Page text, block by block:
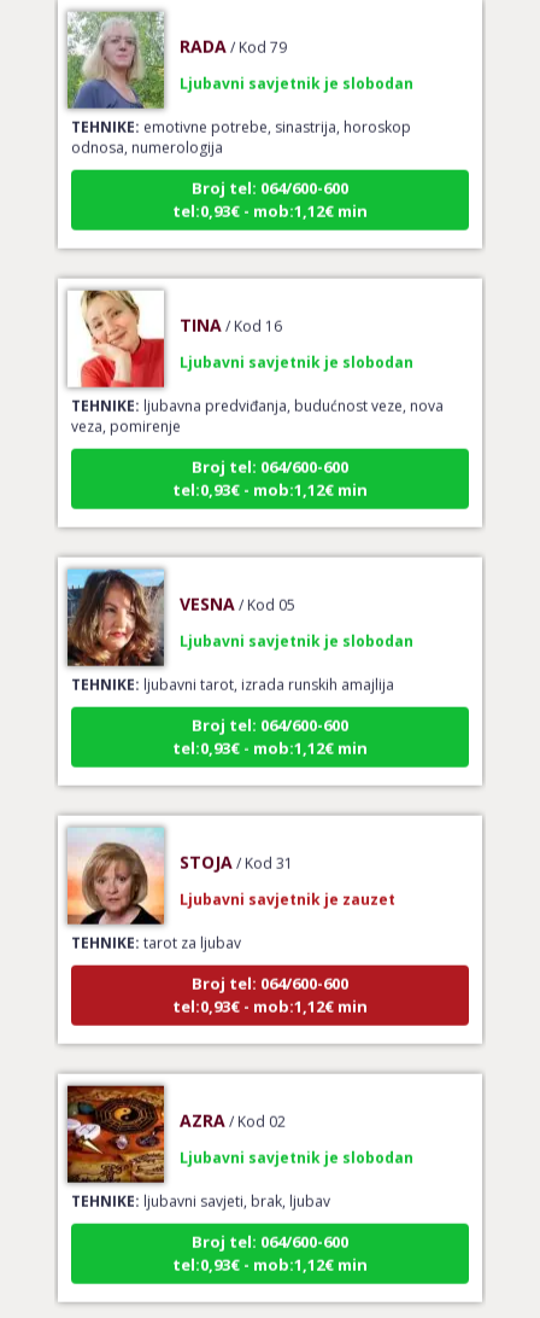
Ljubavni savjetnik je slobodan
TEHNIKE:emotivne potrebe, sinastrija, horoskop
odnosa, numerologija
Broj tel: 064/600-600
tel:0,93€ - mob:1,12€ min
Ljubavni savjetnik je slobodan
TEHNIKE:ljubavna predviđanja, budućnost veze, nova
veza, pomirenje
Broj tel: 064/600-600
tel:0,93€ - mob:1,12€ min
Ljubavni savjetnik je slobodan
TEHNIKE:ljubavni tarot, izrada runskih amajlija
Broj tel: 064/600-600
tel:0,93€ - mob:1,12€ min
Ljubavni savjetnik je zauzet
TEHNIKE:tarot za ljubav
Broj tel: 064/600-600
tel:0,93€ - mob:1,12€ min
Ljubavni savjetnik je slobodan
TEHNIKE:ljubavni savjeti, brak, ljubav
Broj tel: 064/600-600
tel:0,93€ - mob:1,12€ min